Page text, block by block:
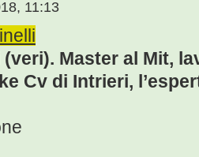
11:13
Master al Mit,
Cv di Intrieri,